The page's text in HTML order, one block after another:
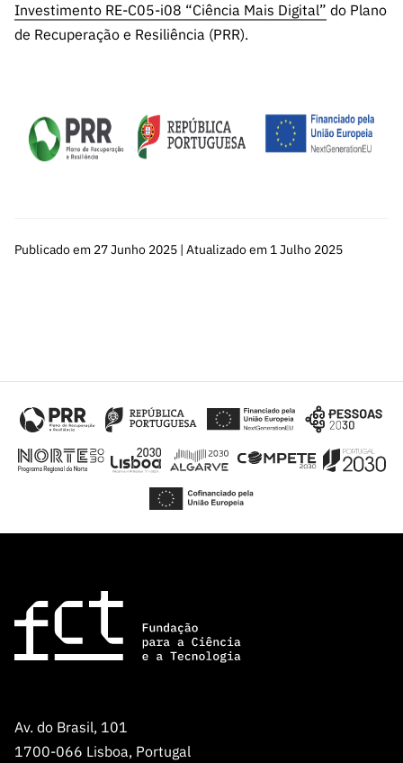
Investimento RE-C05-i08 “Ciência Mais Digital” do Plano
de Recuperação e Resiliência (PRR).
Publicado em 27 Junho 2025 | Atualizado em 1 Julho 2025
Av. do Brasil, 101
1700-066 Lisboa, Portugal